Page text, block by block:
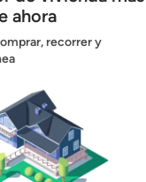
ahora
recorrer y